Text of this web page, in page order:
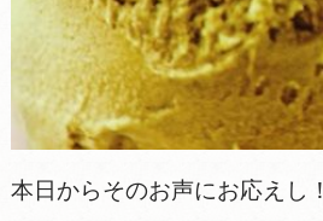
本日からそのお声にお応えし！